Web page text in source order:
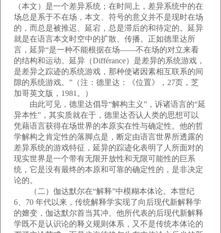
（本文）是一个差异系统；在时间上，差异系统中的在
场总是系于不在场，本文、符号的意义并不是现时在场
的，而总是被推迟、延宕，总是滞后的和待定的。延异
就是在语言本文时空中的扩散、传播。正如德里达所
言，延异“是一种不能根据在场——不在场的对立来看
的结构和运动。延异（Différance）是差异的系统游戏，
是差异之踪迹的系统游戏，那种使诸因素相互联系的间
隙的系统游戏。”（注：德里达：《位置》，27页，芝
加哥英文版，1981。）
由此可见，德里达倡导“解构主义”，诉诸语言的“延
异本性”，其实质就在于，德里达否认人类的思想可以
凭藉语言获得在场世界的本原实在性与确定性。他的哲
学解构之肯定性的落脚点是，断定由语言世界所透露的
差异系统的游戏特征，延异的踪迹化表明了人所面对的
现实世界是一个带有无限开放性和无限可能性的巨系
统，它是没有最终的本原和可靠的确定性的，是非决定
论的。
（二）伽达默尔在“解释”中模糊本体论。本世纪
6、70 年代以来，传统解释学实现了向后现代新解释学
的嬗变，伽达默尔首当其冲。他所代表的后现代新解释
学既不是认识论的释义规则体系，又不是传统本体论的